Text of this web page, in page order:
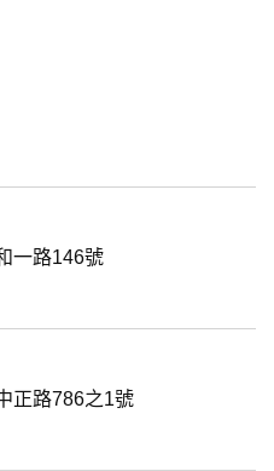
一路146號
正路786之1號